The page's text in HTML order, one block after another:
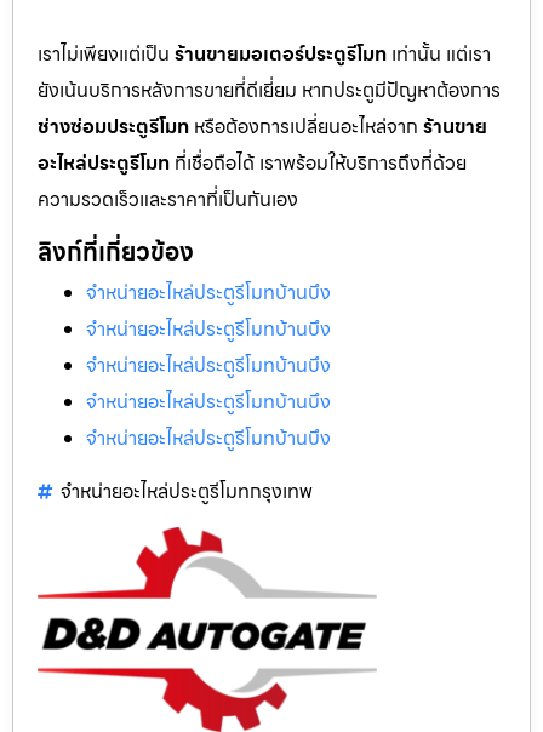
เราไม่เพียงแต่เป็น ร้านขายมอเตอร์ประตูรีโมท เท่านั้น แต่เรา
ยังเน้นบริการหลังการขายที่ดีเยี่ยม หากประตูมีปัญหาต้องการ
ช่างซ่อมประตูรีโมท หรือต้องการเปลี่ยนอะไหล่จาก ร้านขาย
อะไหล่ประตูรีโมท ที่เชื่อถือได้ เราพร้อมให้บริการถึงที่ด้วย
ความรวดเร็วและราคาที่เป็นกันเอง
ลิงก์ที่เกี่ยวข้อง
จำหน่ายอะไหล่ประตูรีโมทบ้านบึง
จำหน่ายอะไหล่ประตูรีโมทบ้านบึง
จำหน่ายอะไหล่ประตูรีโมทบ้านบึง
จำหน่ายอะไหล่ประตูรีโมทบ้านบึง
จำหน่ายอะไหล่ประตูรีโมทบ้านบึง
จำหน่ายอะไหล่ประตูรีโมทกรุงเทพ